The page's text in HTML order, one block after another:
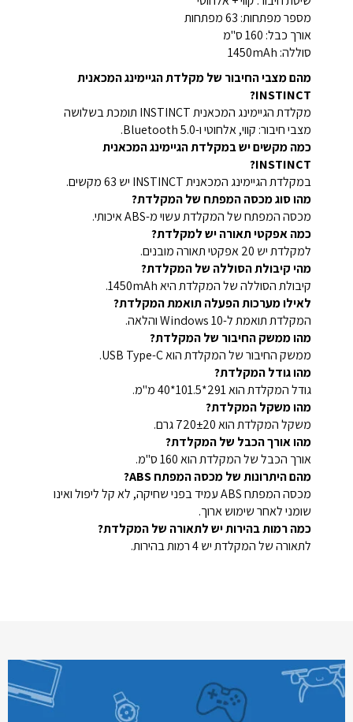
מספר מפתחות: 63 מפתחות
אורך כבל: 160 ס"מ
סוללה: 1450mAh
מהם מצבי החיבור של מקלדת הגיימינג המכאנית
INSTINCT?
מקלדת הגיימינג המכאנית INSTINCT תומכת בשלושה
מצבי חיבור: קווי, אלחוטי ו-Bluetooth 5.0.
כמה מקשים יש במקלדת הגיימינג המכאנית
INSTINCT?
במקלדת הגיימינג המכאנית INSTINCT יש 63 מקשים.
מהו סוג מכסה המפתח של המקלדת?
מכסה המפתח של המקלדת עשוי מ-ABS איכותי.
כמה אפקטי תאורה יש למקלדת?
למקלדת יש 20 אפקטי תאורה מובנים.
מהי קיבולת הסוללה של המקלדת?
קיבולת הסוללה של המקלדת היא 1450mAh.
לאילו מערכות הפעלה תואמת המקלדת?
המקלדת תואמת ל-Windows 10 והלאה.
מהו ממשק החיבור של המקלדת?
ממשק החיבור של המקלדת הוא USB Type-C.
מהו גודל המקלדת?
גודל המקלדת הוא 291*101.5*40 מ"מ.
מהו משקל המקלדת?
משקל המקלדת הוא 720±20 גרם.
מהו אורך הכבל של המקלדת?
אורך הכבל של המקלדת הוא 160 ס"מ.
מהם היתרונות של מכסה המפתח ABS?
מכסה המפתח ABS עמיד בפני שחיקה, לא קל ליפול ואינו
שומני לאחר שימוש ארוך.
כמה רמות בהירות יש לתאורה של המקלדת?
לתאורה של המקלדת יש 4 רמות בהירות.